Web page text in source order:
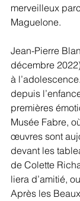
merveilleux
Maguelone.
Jean-Pierre
décembre
à
depuis
premières
Musée Fabre,
œuvres sont
devant les
de Colette
liera d’amitié,
Après les